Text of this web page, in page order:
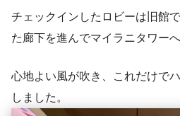
チェックインしたロビーは旧館
た廊下を進んでマイラニタワーへ
心地よい風が吹き、これだけで
しました。